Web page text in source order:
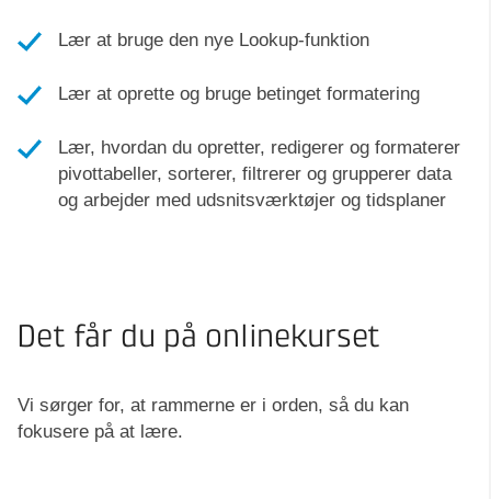
Lær at bruge den nye Lookup-funktion
Lær at oprette og bruge betinget formatering
Lær, hvordan du opretter, redigerer og formaterer
pivottabeller, sorterer, filtrerer og grupperer data
og arbejder med udsnitsværktøjer og tidsplaner
Det får du på onlinekurset
Vi sørger for, at rammerne er i orden, så du kan
fokusere på at lære.